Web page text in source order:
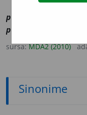
pupui
pupui
sursa:MDA2 (2010)
Sinonime